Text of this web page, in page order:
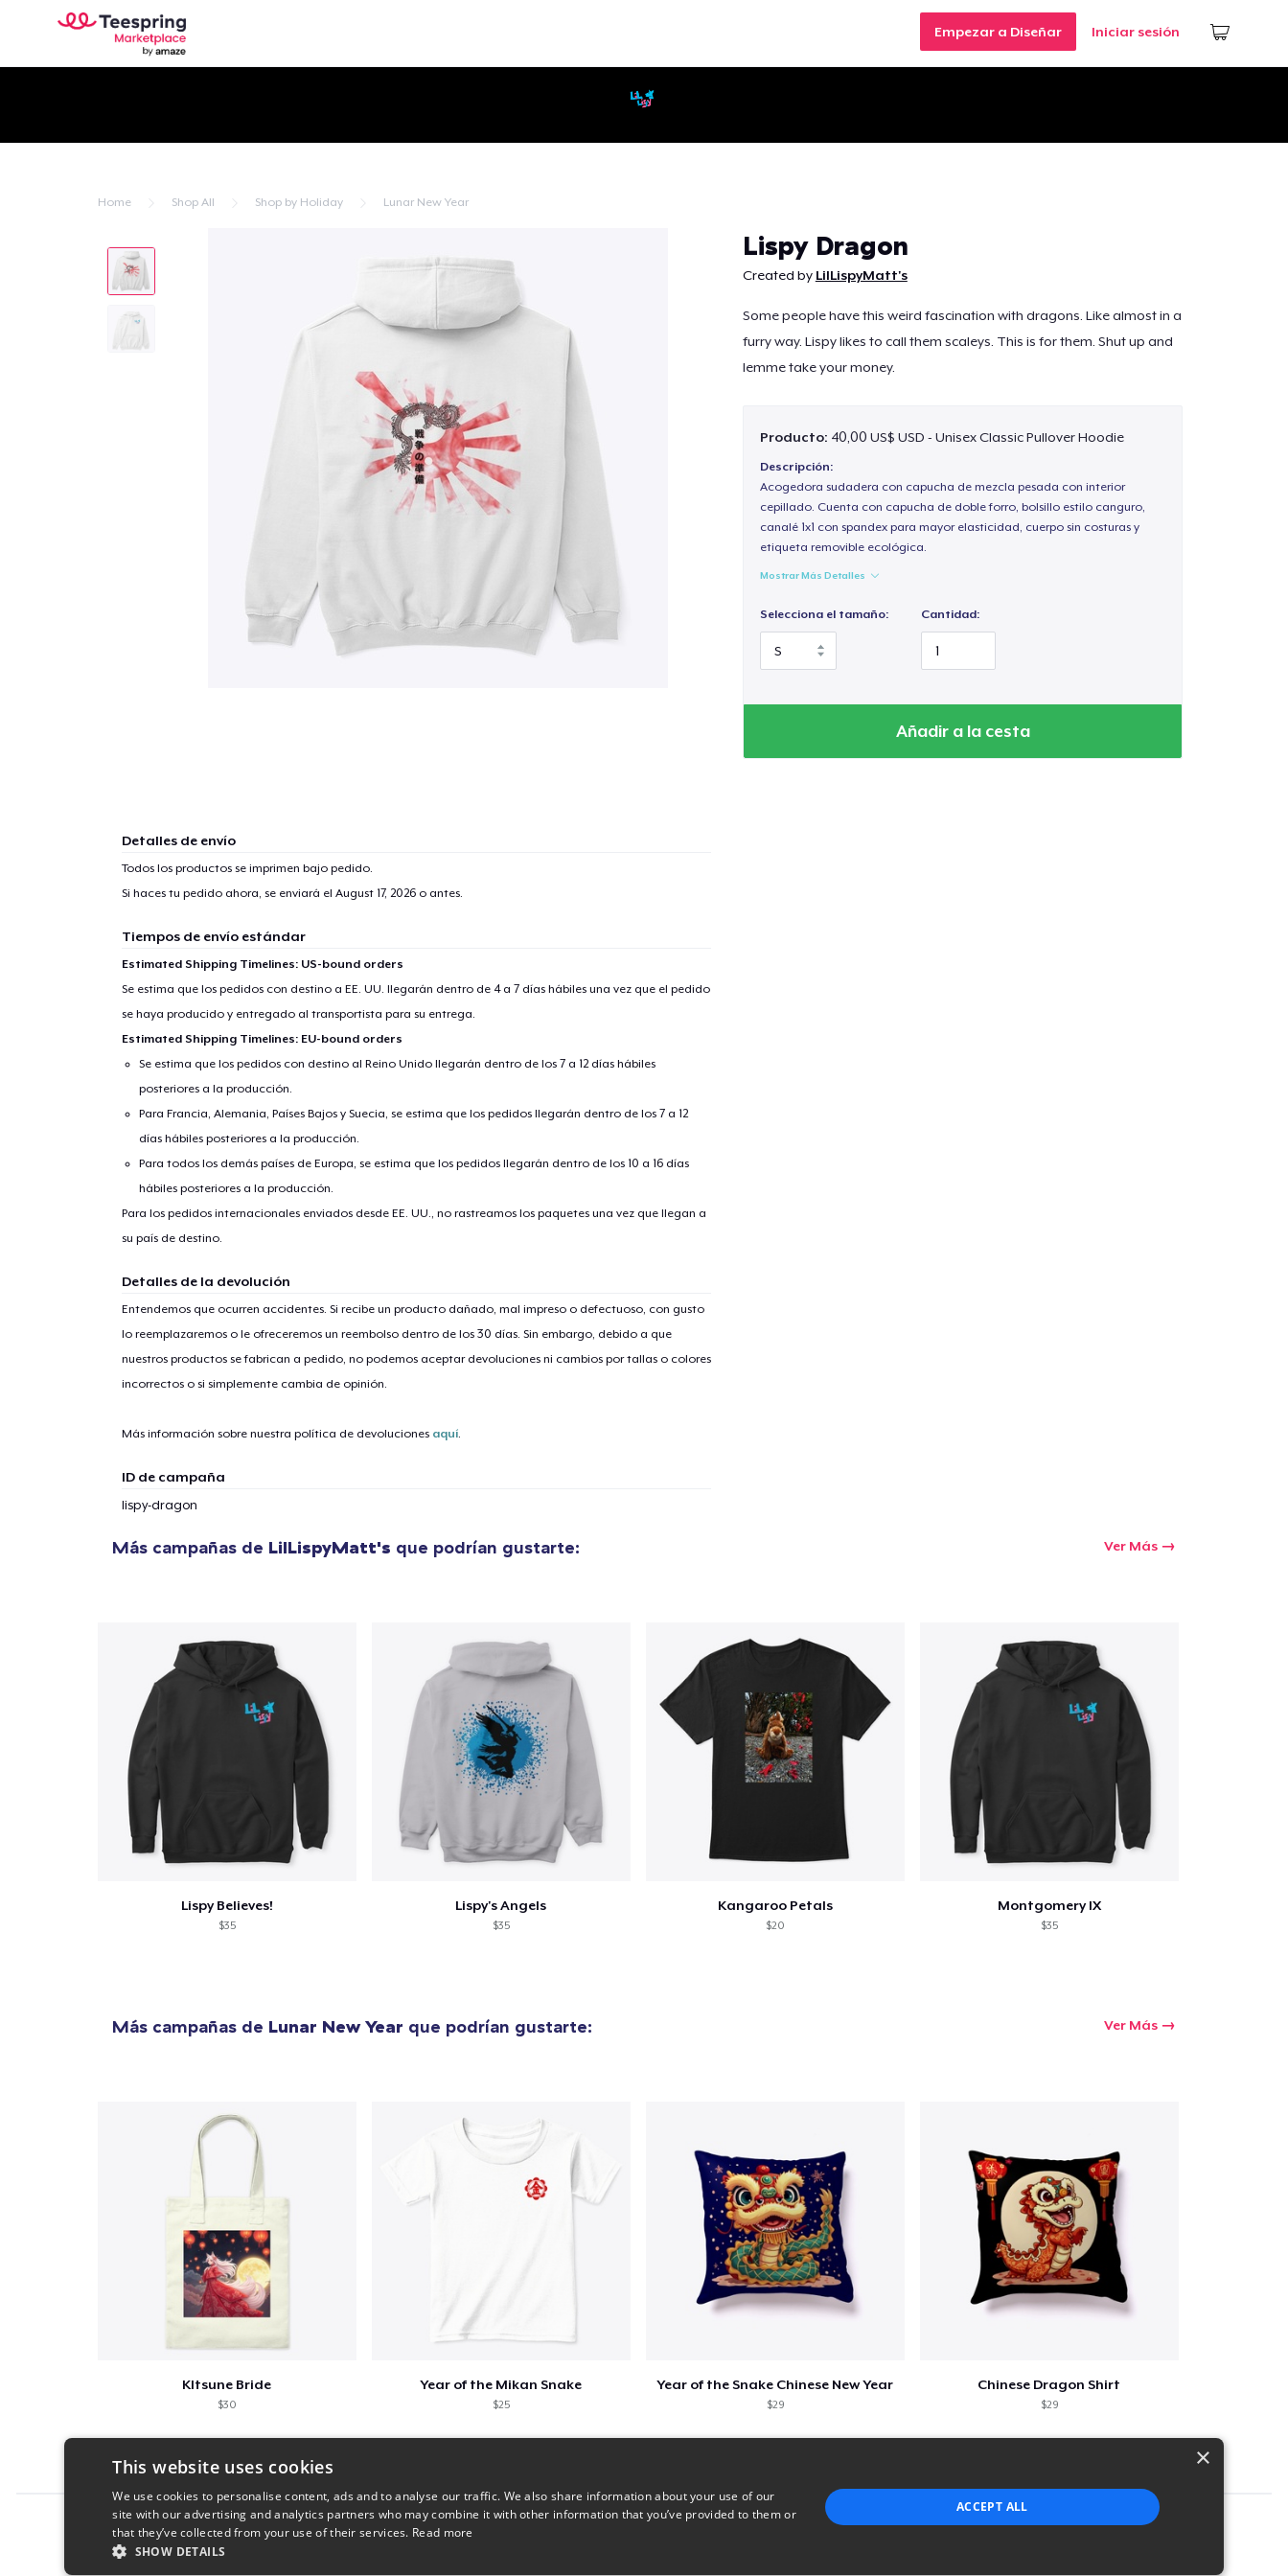
Empezar a Diseñar Iniciar sesión
Home Shop All Shop by Holiday Lunar New Year
Lispy Dragon
Created by LilLispyMatt's
Some people have this weird fascination with dragons. Like almost in a
furry way. Lispy likes to call them scaleys. This is for them. Shut up and
lemme take your money.
Producto: 40,00 US$ USD - Unisex Classic Pullover Hoodie
Descripción:
Acogedora sudadera con capucha de mezcla pesada con interior
cepillado. Cuenta con capucha de doble forro, bolsillo estilo canguro,
canalé 1x1 con spandex para mayor elasticidad, cuerpo sin costuras y
etiqueta removible ecológica.
Mostrar Más Detalles
Selecciona el tamaño: Cantidad:
Añadir a la cesta
Detalles de envío
Todos los productos se imprimen bajo pedido.
Si haces tu pedido ahora, se enviará el August 17, 2026o antes.
Tiempos de envío estándar
Estimated Shipping Timelines: US-bound orders
Se estima que los pedidos con destino a EE. UU. llegarán dentro de 4 a 7 días hábiles una vez que el pedido
se haya producido y entregado al transportista para su entrega.
Estimated Shipping Timelines: EU-bound orders
Se estima que los pedidos con destino al Reino Unido llegarán dentro de los 7 a 12 días hábiles
posteriores a la producción.
Para Francia, Alemania, Países Bajos y Suecia, se estima que los pedidos llegarán dentro de los 7 a 12
días hábiles posteriores a la producción.
Para todos los demás países de Europa, se estima que los pedidos llegarán dentro de los 10 a 16 días
hábiles posteriores a la producción.
Para los pedidos internacionales enviados desde EE. UU., no rastreamos los paquetes una vez que llegan a
su país de destino.
Detalles de la devolución
Entendemos que ocurren accidentes. Si recibe un producto dañado, mal impreso o defectuoso, con gusto
lo reemplazaremos o le ofreceremos un reembolso dentro de los 30 días. Sin embargo, debido a que
nuestros productos se fabrican a pedido, no podemos aceptar devoluciones ni cambios por tallas o colores
incorrectos o si simplemente cambia de opinión.
Más información sobre nuestra política de devoluciones aquí.
ID de campaña
lispy-dragon
Más campañas de LilLispyMatt's que podrían gustarte: Ver Más
Lispy Believes!
$35
Lispy's Angels
$35
Kangaroo Petals
$20
Montgomery IX
$35
Más campañas de Lunar New Year que podrían gustarte: Ver Más
KItsune Bride
$30
Year of the Mikan Snake
$25
Year of the Snake Chinese New Year
$29
Chinese Dragon Shirt
$29
Report this product
1artículo añadido al
×
This website uses cookies
We use cookies to personalise content, ads and to analyse our traffic. We also share information about your use of our
site with our advertising and analytics partners who may combine it with other information that you’ve provided to them or
that they’ve collected from your use of their services. Read more
SHOW DETAILS
ACCEPT ALL